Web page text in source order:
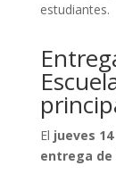
estudiantes.
El jueves
entrega de